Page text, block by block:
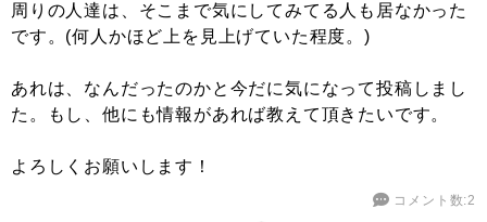
周りの人達は、そこまで気にしてみてる人も居なかった
です。(何人かほど上を見上げていた程度。)
あれは、なんだったのかと今だに気になって投稿しまし
た。もし、他にも情報があれば教えて頂きたいです。
よろしくお願いします！
コメント数:2